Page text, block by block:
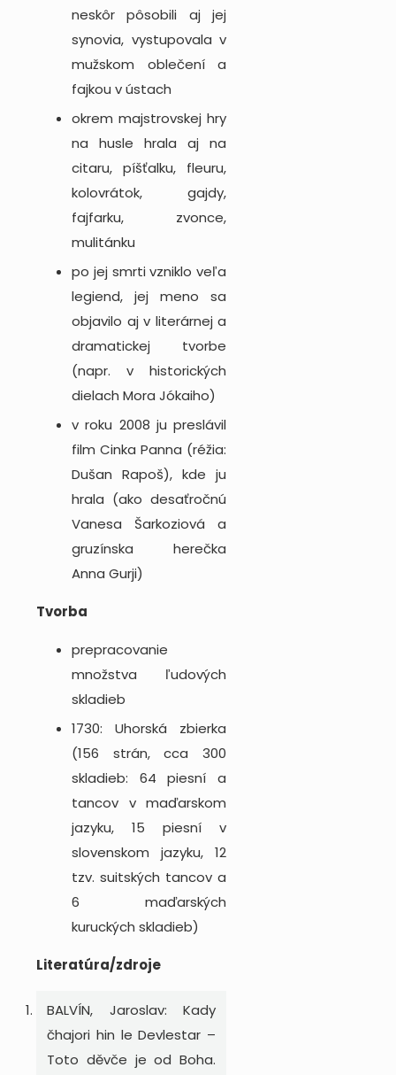
neskôr pôsobili aj jej
synovia, vystupovala v
mužskom oblečení a
fajkou v ústach
okrem majstrovskej hry
na husle hrala aj na
citaru, píšťalku, fleuru,
kolovrátok, gajdy,
fajfarku, zvonce,
mulitánku
po jej smrti vzniklo veľa
legiend, jej meno sa
objavilo aj v literárnej a
dramatickej tvorbe
(napr. v historických
dielach Mora Jókaiho)
v roku 2008 ju preslávil
film Cinka Panna (réžia:
Dušan Rapoš), kde ju
hrala (ako desaťročnú
Vanesa Šarkoziová a
gruzínska herečka
Anna Gurji)
Tvorba
prepracovanie
množstva ľudových
skladieb
1730: Uhorská zbierka
(156 strán, cca 300
skladieb: 64 piesní a
tancov v maďarskom
jazyku, 15 piesní v
slovenskom jazyku, 12
tzv. suitských tancov a
6 maďarských
kuruckých skladieb)
Literatúra/zdroje
BALVÍN, Jaroslav: Kady
čhajori hin le Devlestar –
Toto děvče je od Boha.